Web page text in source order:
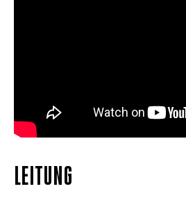
LEITUNG